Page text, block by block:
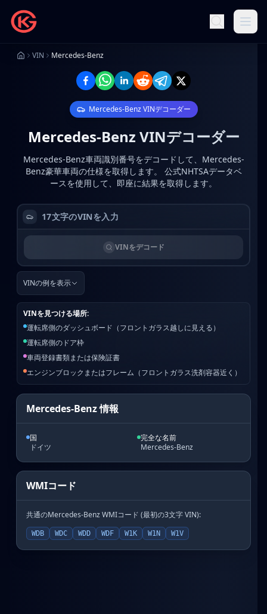
VIN Mercedes-Benz
Mercedes-Benz VINデコーダー
Mercedes-Benz VINデコーダー
Mercedes-Benz車両識別番号をデコードして、Mercedes-
Benz豪華車両の仕様を取得します。
公式NHTSAデータベ
ースを使用して、即座に結果を取得します。
Mercedes-Benz 情報
国
ドイツ
完全な名前
Mercedes-Benz
WMIコード
共通のMercedes-Benz WMIコード (最初の3文字 VIN):
WDB WDC WDD WDF W1K W1N W1V
VINをデコード
VINの例を表示
VINを見つける場所:
運転席側のダッシュボード（フロントガラス越しに見える）
運転席側のドア枠
車両登録書類または保険証書
エンジンブロックまたはフレーム（フロントガラス洗剤容器近く）